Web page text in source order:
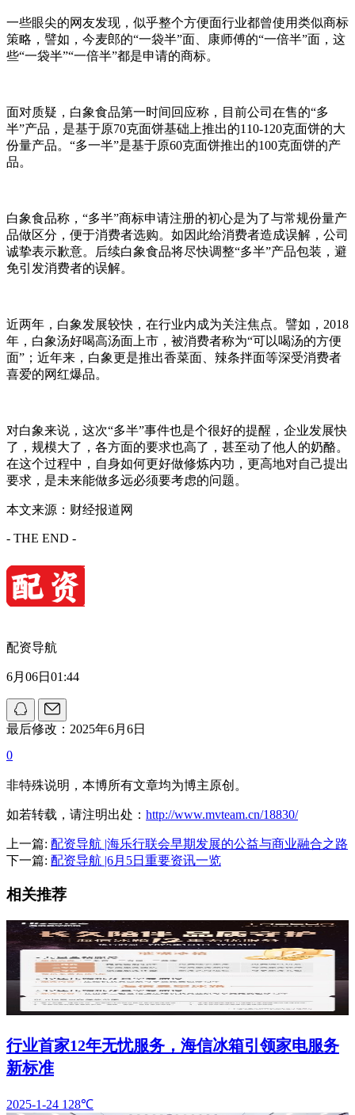
一些眼尖的网友发现，似乎整个方便面行业都曾使用类似商标
策略，譬如，今麦郎的“一袋半”面、康师傅的“一倍半”面，这
些“一袋半”“一倍半”都是申请的商标。
面对质疑，白象食品第一时间回应称，目前公司在售的“多
半”产品，是基于原70克面饼基础上推出的110-120克面饼的大
份量产品。“多一半”是基于原60克面饼推出的100克面饼的产
品。
白象食品称，“多半”商标申请注册的初心是为了与常规份量产
品做区分，便于消费者选购。如因此给消费者造成误解，公司
诚挚表示歉意。后续白象食品将尽快调整“多半”产品包装，避
免引发消费者的误解。
近两年，白象发展较快，在行业内成为关注焦点。譬如，2018
年，白象汤好喝高汤面上市，被消费者称为“可以喝汤的方便
面”；近年来，白象更是推出香菜面、辣条拌面等深受消费者
喜爱的网红爆品。
对白象来说，这次“多半”事件也是个很好的提醒，企业发展快
了，规模大了，各方面的要求也高了，甚至动了他人的奶酪。
在这个过程中，自身如何更好做修炼内功，更高地对自己提出
要求，是未来能做多远必须要考虑的问题。
本文来源：财经报道网
- THE END -
配资导航
6月06日01:44
最后修改：2025年6月6日
0
非特殊说明，本博所有文章均为博主原创。
如若转载，请注明出处： http://www.mvteam.cn/18830/
上一篇: 配资导航 |海乐行联会早期发展的公益与商业融合之路
下一篇: 配资导航 |6月5日重要资讯一览
相关推荐
行业首家12年无忧服务，海信冰箱引领家电服务
新标准
2025-1-24 128℃